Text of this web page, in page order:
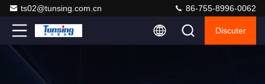
ts02@tunsing.com.cn 86-755-8996-0062
Discuter